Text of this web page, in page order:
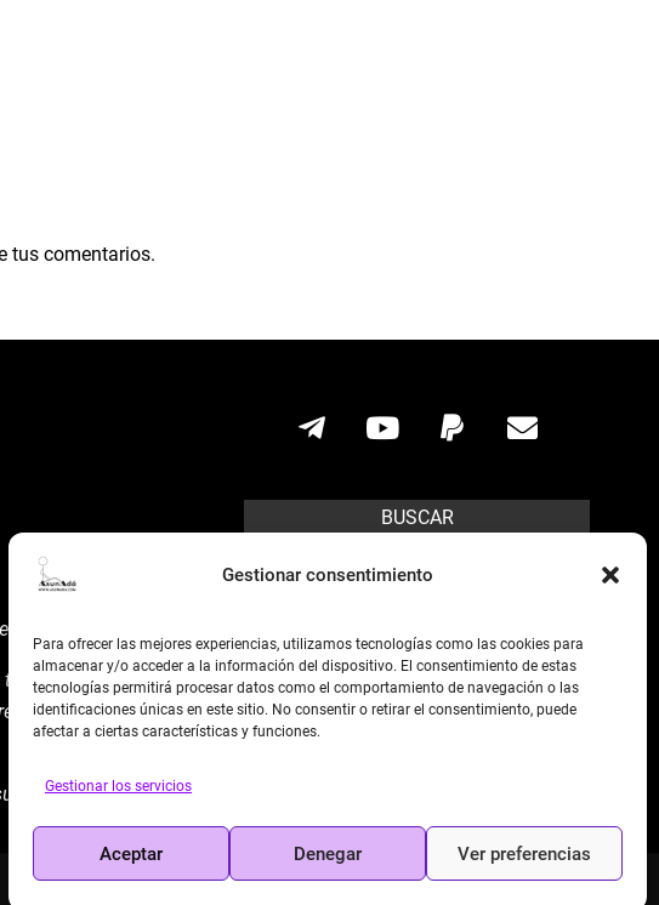
Gestionar consentimiento
Para ofrecer las mejores experiencias, utilizamos tecnologías como las cookies para
almacenar y/o acceder a la información del dispositivo. El consentimiento de estas
tecnologías permitirá procesar datos como el comportamiento de navegación o las
identificaciones únicas en este sitio. No consentir o retirar el consentimiento, puede
afectar a ciertas características y funciones.
Gestionar los servicios
Aceptar Denegar Ver preferencias
tus comentarios.
un uso explícito.
y demás posibles,
aviso expreso de la
​Gracias.
BUSCAR
Search